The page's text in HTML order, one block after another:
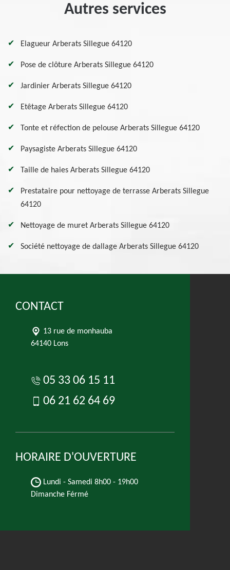
Autres services
Elagueur Arberats Sillegue 64120
Pose de clôture Arberats Sillegue 64120
Jardinier Arberats Sillegue 64120
Etêtage Arberats Sillegue 64120
Tonte et réfection de pelouse Arberats Sillegue 64120
Paysagiste Arberats Sillegue 64120
Taille de haies Arberats Sillegue 64120
Prestataire pour nettoyage de terrasse Arberats Sillegue
64120
Nettoyage de muret Arberats Sillegue 64120
Société nettoyage de dallage Arberats Sillegue 64120
CONTACT
13 rue de monhauba
64140 Lons
05 33 06 15 11
06 21 62 64 69
HORAIRE D'OUVERTURE
Lundi - Samedi 8h00 - 19h00
Dimanche Férmé